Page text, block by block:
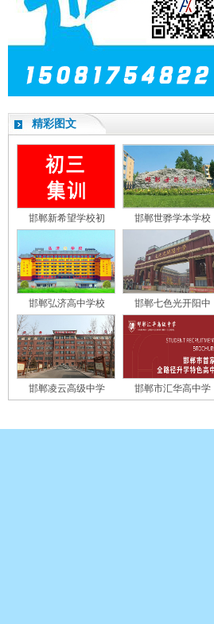
精彩图文
邯郸新希望学校初 邯郸世骅学本学校
邯郸弘济高中学校 邯郸七色光开阳中
邯郸凌云高级中学 邯郸市汇华高中学